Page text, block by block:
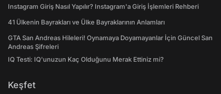
Instagram Giriş Nasıl Yapılır? Instagram'a Giriş İşlemleri Rehberi
41 Ülkenin Bayrakları ve Ülke Bayraklarının Anlamları
GTA San Andreas Hileleri! Oynamaya Doyamayanlar İçin Güncel San
Andreas Şifreleri
IQ Testi: IQ'unuzun Kaç Olduğunu Merak Ettiniz mi?
Keşfet